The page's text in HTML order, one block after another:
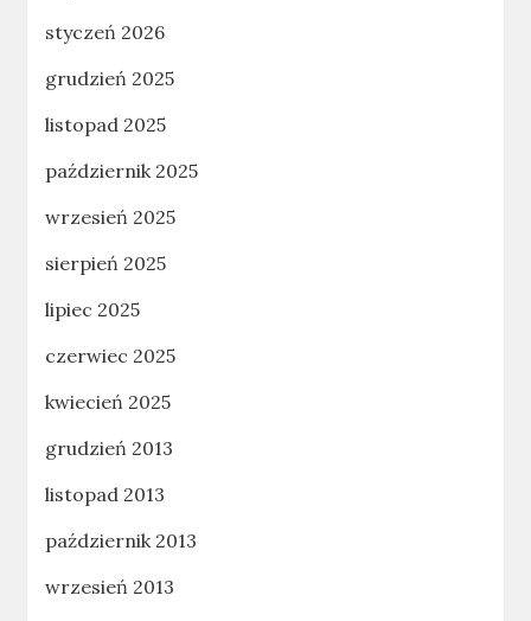
styczeń 2026
grudzień 2025
listopad 2025
październik 2025
wrzesień 2025
sierpień 2025
lipiec 2025
czerwiec 2025
kwiecień 2025
grudzień 2013
listopad 2013
październik 2013
wrzesień 2013